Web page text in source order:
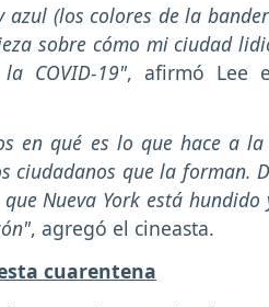
(los colores de la
sobre cómo mi ciudad
COVID-19", afirmó Lee
en qué es lo que hace a
ciudadanos que la forman.
Nueva York está
, agregó el cineasta.
cuarentena